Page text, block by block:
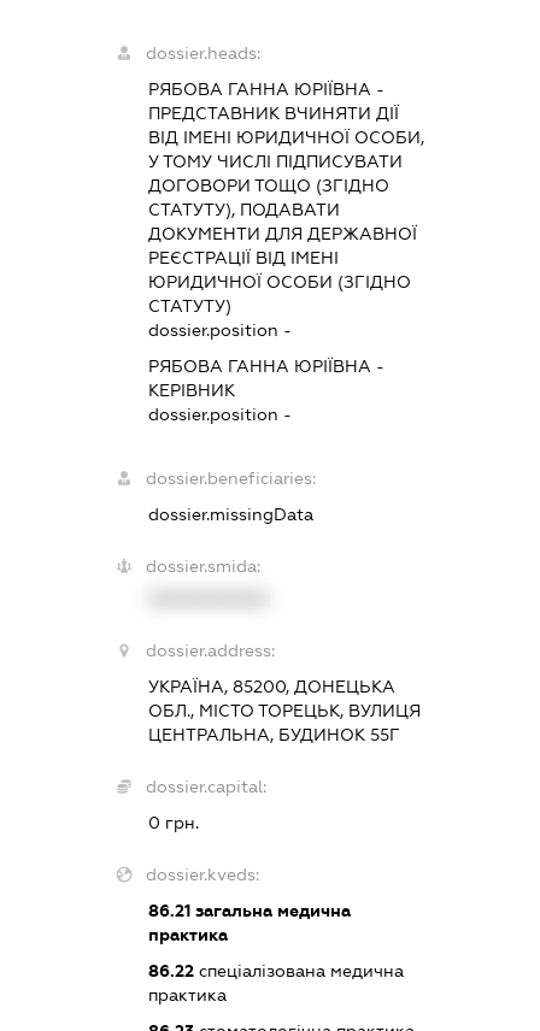
dossier.heads:
РЯБОВА ГАННА ЮРІЇВНА -
ПРЕДСТАВНИК ВЧИНЯТИ ДІЇ
ВІД ІМЕНІ ЮРИДИЧНОЇ ОСОБИ,
У ТОМУ ЧИСЛІ ПІДПИСУВАТИ
ДОГОВОРИ ТОЩО (ЗГІДНО
СТАТУТУ), ПОДАВАТИ
ДОКУМЕНТИ ДЛЯ ДЕРЖАВНОЇ
РЕЄСТРАЦІЇ ВІД ІМЕНІ
ЮРИДИЧНОЇ ОСОБИ (ЗГІДНО
СТАТУТУ)
dossier.position -
РЯБОВА ГАННА ЮРІЇВНА -
КЕРІВНИК
dossier.position -
dossier.beneficiaries:
dossier.missingData
dossier.smida:
dossier.address:
УКРАЇНА, 85200, ДОНЕЦЬКА
ОБЛ., МІСТО ТОРЕЦЬК, ВУЛИЦЯ
ЦЕНТРАЛЬНА, БУДИНОК 55Г
dossier.capital:
0 грн.
dossier.kveds:
86.21загальна медична
практика
86.22спеціалізована медична
практика